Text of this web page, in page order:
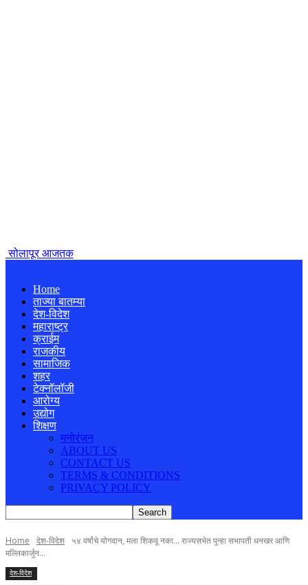
सोलापूर आजतक
Home
ताज्या बातम्या
देश-विदेश
महाराष्ट्र
क्राईम
राजकीय
सामाजिक
शहर
टेक्नॉलॉजी
आरोग्य
उद्योग
शिक्षण
मनोरंजन
ABOUT US
CONTACT US
TERMS & CONDITIONS
PRIVACY POLICY
Home देश-विदेश
५४ वर्षांचे योगदान, मला शिकवू नका... राज्यसभेत पुन्हा सभापती धनखर आणि
मल्लिकार्जुन...
देश-विदेश